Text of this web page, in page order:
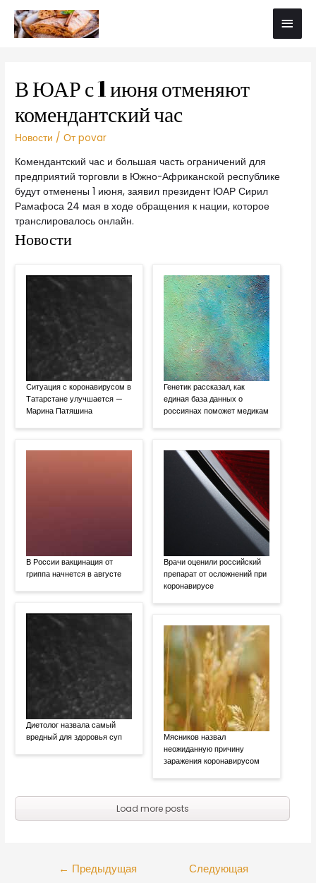
В ЮАР с 1 июня отменяют
комендантский час
Новости / От povar
Комендантский час и большая часть ограничений для
предприятий торговли в Южно-Африканской республике
будут отменены 1 июня, заявил президент ЮАР Сирил
Рамафоса 24 мая в ходе обращения к нации, которое
транслировалось онлайн.
Новости
Ситуация с коронавирусом в
Татарстане улучшается —
Марина Патяшина
В России вакцинация от
гриппа начнется в августе
Диетолог назвала самый
вредный для здоровья суп
Генетик рассказал, как
единая база данных о
россиянах поможет медикам
Врачи оценили российский
препарат от осложнений при
коронавирусе
Мясников назвал
неожиданную причину
заражения коронавирусом
Load more posts
← Предыдущая
Следующая